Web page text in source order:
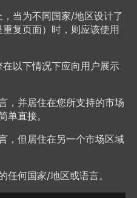
当为不同国家/地区设计了
复页面）时，则应该使用
以下情况下应向用户展示
，并居住在您所支持的市场
单直接。
，但居住在另一个市场区域
任何国家/地区或语言。